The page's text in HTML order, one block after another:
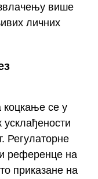
више
личних
се у
усклађености
Регулаторне
референце на
приказане на